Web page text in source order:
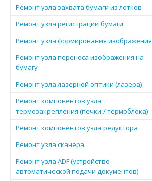
Ремонт узла захвата бумаги из лотков
Ремонт узла регистрации бумаги
Ремонт узла формирования изображения
Ремонт узла переноса изображения на
бумагу
Ремонт узла лазерной оптики (лазера)
Ремонт компонентов узла
термозакрепления (печки / термоблока)
Ремонт компонентов узла редуктора
Ремонт узла сканера
Ремонт узла ADF (устройство
автоматической подачи документов)